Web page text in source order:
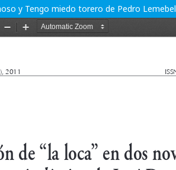
y Tengo miedo torero de Pedro Lemebel